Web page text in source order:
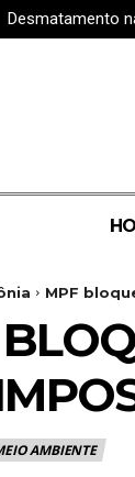
Desmatamento
MPF
AMBIENTE